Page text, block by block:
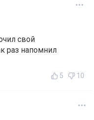
свой
раз напомнил
5 10